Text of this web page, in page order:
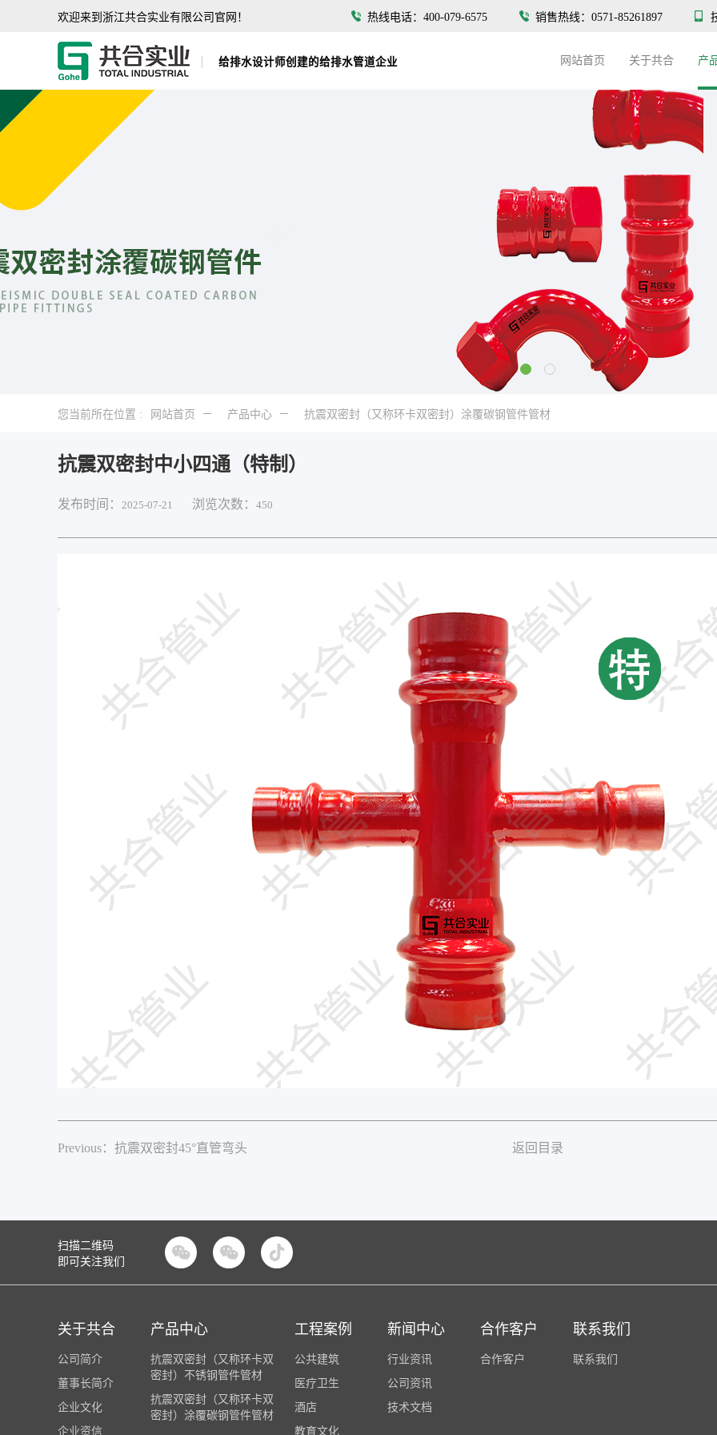
欢迎来到浙江共合实业有限公司官网！ 热线电话：400-079-6575 销售热线：0571-85261897
给排水设计师创建的给排水管道企业 网站首页 关于共合 产
您当前所在位置 : 网站首页 产品中心 抗震双密封（又称环卡双密封）涂覆碳钢管件管材
抗震双密封中小四通（特制）
发布时间： 2025-07-21 浏览次数： 450
Previous：抗震双密封45°直管弯头 返回目录
扫描二维码
即可关注我们
 
关于共合
公司简介
董事长简介
企业文化
企业资信
产品中心
抗震双密封（又称环卡双
密封）不锈钢管件管材
抗震双密封（又称环卡双
密封）涂覆碳钢管件管材
工程案例
公共建筑
医疗卫生
酒店
教育文化
新闻中心
行业资讯
公司资讯
技术文档
合作客户
合作客户
联系我们
联系我们